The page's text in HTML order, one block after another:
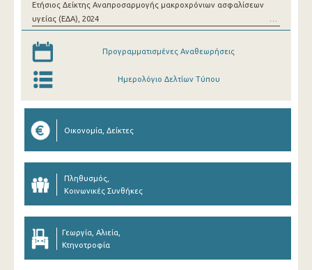
Ετήσιος Δείκτης Αναπροσαρμογής μακροχρόνιων ασφαλίσεων
υγείας (ΕΔΑ), 2024
Προγραμματισμένες Αναθεωρήσεις
Ημερολόγιο Δελτίων Τύπου
Οικονομία, Δείκτες
Πληθυσμός,
Κοινωνικές Συνθήκες
Γεωργία, Αλιεία,
Κτηνοτροφία